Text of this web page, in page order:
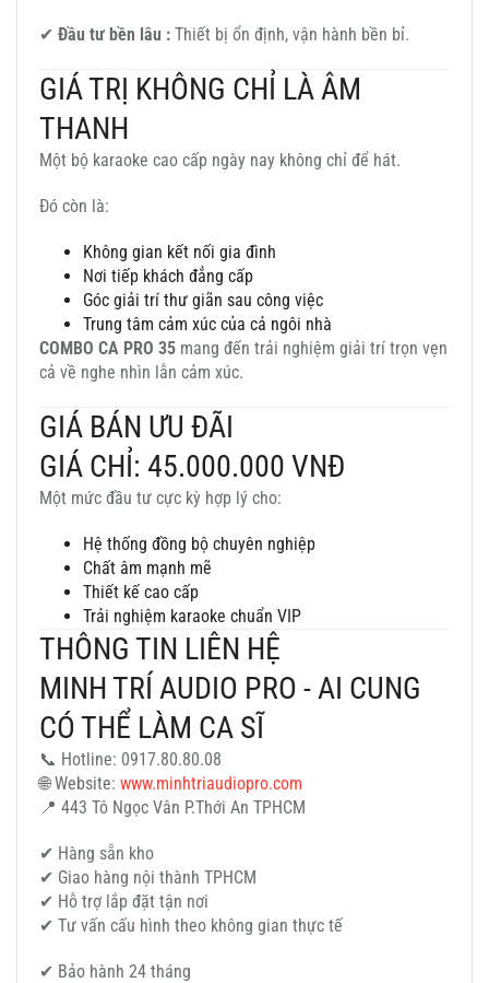
✔ Đầu tư bền lâu : Thiết bị ổn định, vận hành bền bỉ.
GIÁ TRỊ KHÔNG CHỈ LÀ ÂM
THANH
Một bộ karaoke cao cấp ngày nay không chỉ để hát.
Đó còn là:
Không gian kết nối gia đình
Nơi tiếp khách đẳng cấp
Góc giải trí thư giãn sau công việc
Trung tâm cảm xúc của cả ngôi nhà
COMBO CA PRO 35 mang đến trải nghiệm giải trí trọn vẹn
cả về nghe nhìn lẫn cảm xúc.
GIÁ BÁN ƯU ĐÃI
GIÁ CHỈ: 45.000.000 VNĐ
Một mức đầu tư cực kỳ hợp lý cho:
Hệ thống đồng bộ chuyên nghiệp
Chất âm mạnh mẽ
Thiết kế cao cấp
Trải nghiệm karaoke chuẩn VIP
THÔNG TIN LIÊN HỆ
MINH TRÍ AUDIO PRO - AI CUNG
CÓ THỂ LÀM CA SĨ
📞 Hotline: 0917.80.80.08
🌐 Website: www.minhtriaudiopro.com
📍 443 Tô Ngọc Vân P.Thới An TPHCM
✔ Hàng sẵn kho
✔ Giao hàng nội thành TPHCM
✔ Hỗ trợ lắp đặt tận nơi
✔ Tư vấn cấu hình theo không gian thực tế
✔ Bảo hành 24 tháng